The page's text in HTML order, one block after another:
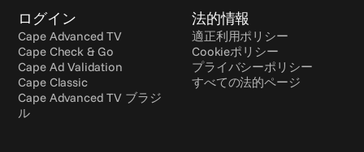
ログイン
Cape Advanced TV
Cape Check & Go
Cape Ad Validation
Cape Classic
Cape Advanced TV ブラジ
ル
法的情報
適正利用ポリシー
Cookieポリシー
プライバシーポリシー
すべての法的ページ